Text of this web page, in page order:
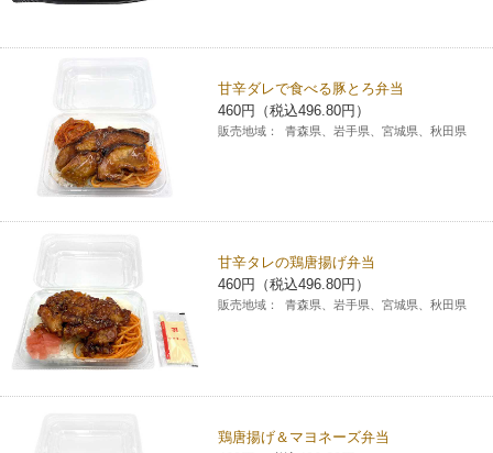
甘辛ダレで食べる豚とろ弁当
460円（税込496.80円）
販売地域： 青森県、岩手県、宮城県、秋田県
甘辛タレの鶏唐揚げ弁当
460円（税込496.80円）
販売地域： 青森県、岩手県、宮城県、秋田県
鶏唐揚げ＆マヨネーズ弁当